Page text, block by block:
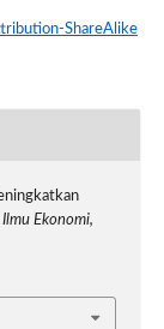
ShareAlike
Ekonomi,